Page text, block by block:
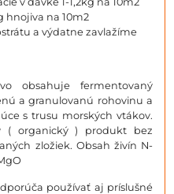
hnojiva na 10m2
a výdatne zavlažíme
obsahuje fermentovaný
a granulovanú rohovinu a
s trusu morských vtákov.
( organický ) produkt bez
zložiek. Obsah živín N-
používať aj príslušné